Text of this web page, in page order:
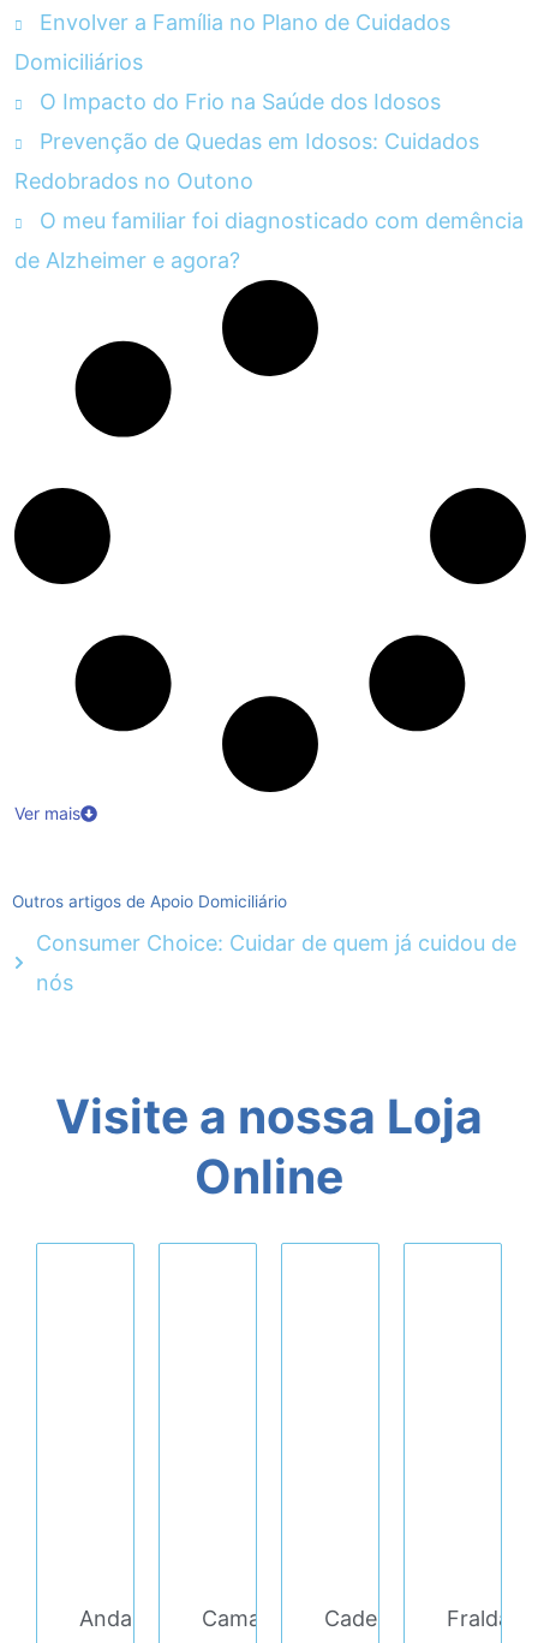
Envolver a Família no Plano de Cuidados
Domiciliários
O Impacto do Frio na Saúde dos Idosos
Prevenção de Quedas em Idosos: Cuidados
Redobrados no Outono
O meu familiar foi diagnosticado com demência
de Alzheimer e agora?
Ver mais
Outros artigos de Apoio Domiciliário
Consumer Choice: Cuidar de quem já cuidou de
nós
Visite a nossa Loja
Online
Andarilho/Cadeira
Cama Cadeira Fralda